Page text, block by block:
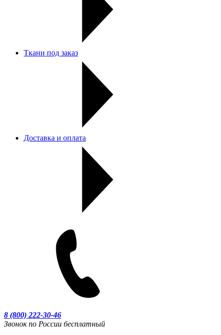
Ткани под заказ
Доставка и оплата
8 (800) 222-30-46
Звонок по России бесплатный